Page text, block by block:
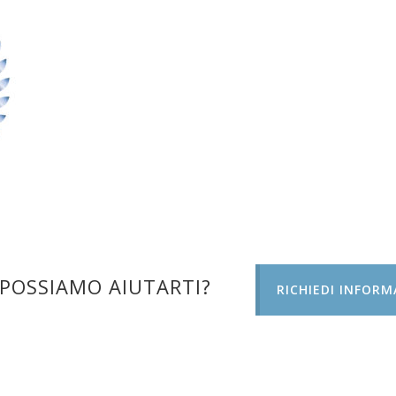
AIUTARTI? RICHIEDI